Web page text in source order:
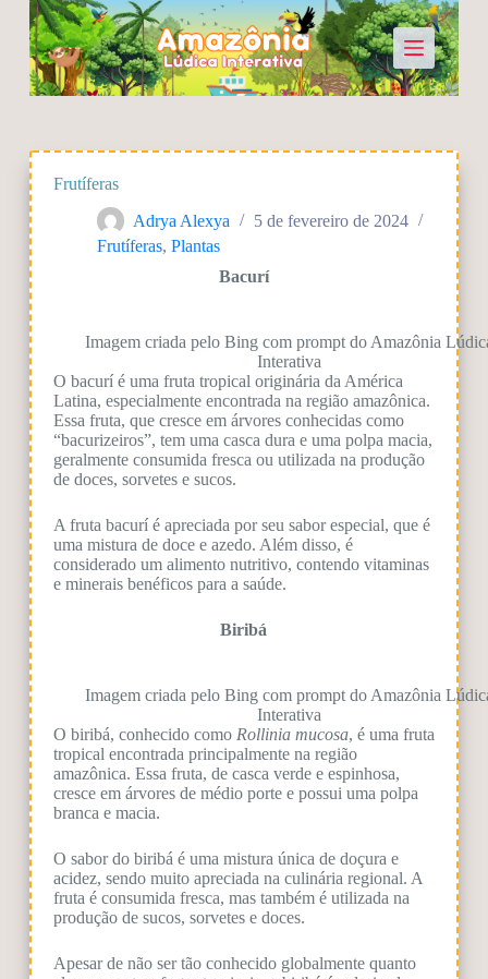
P
u
o
o
n
ú
d
o
Frutíferas
Adrya Alexya
5 de fevereiro de 2024
Frutíferas, Plantas
Bacurí
Imagem criada pelo Bing com prompt do Amazônia
Interativa
O bacurí é uma fruta tropical originária da América
Latina, especialmente encontrada na região amazônica.
Essa fruta, que cresce em árvores conhecidas como
“bacurizeiros”, tem uma casca dura e uma polpa macia,
geralmente consumida fresca ou utilizada na produção
de doces, sorvetes e sucos.
A fruta bacurí é apreciada por seu sabor especial, que é
uma mistura de doce e azedo. Além disso, é
considerado um alimento nutritivo, contendo vitaminas
e minerais benéficos para a saúde.
Biribá
Imagem criada pelo Bing com prompt do Amazônia
Interativa
O biribá, conhecido como Rollinia mucosa, é uma fruta
tropical encontrada principalmente na região
amazônica. Essa fruta, de casca verde e espinhosa,
cresce em árvores de médio porte e possui uma polpa
branca e macia.
O sabor do biribá é uma mistura única de doçura e
acidez, sendo muito apreciada na culinária regional. A
fruta é consumida fresca, mas também é utilizada na
produção de sucos, sorvetes e doces.
Apesar de não ser tão conhecido globalmente quanto